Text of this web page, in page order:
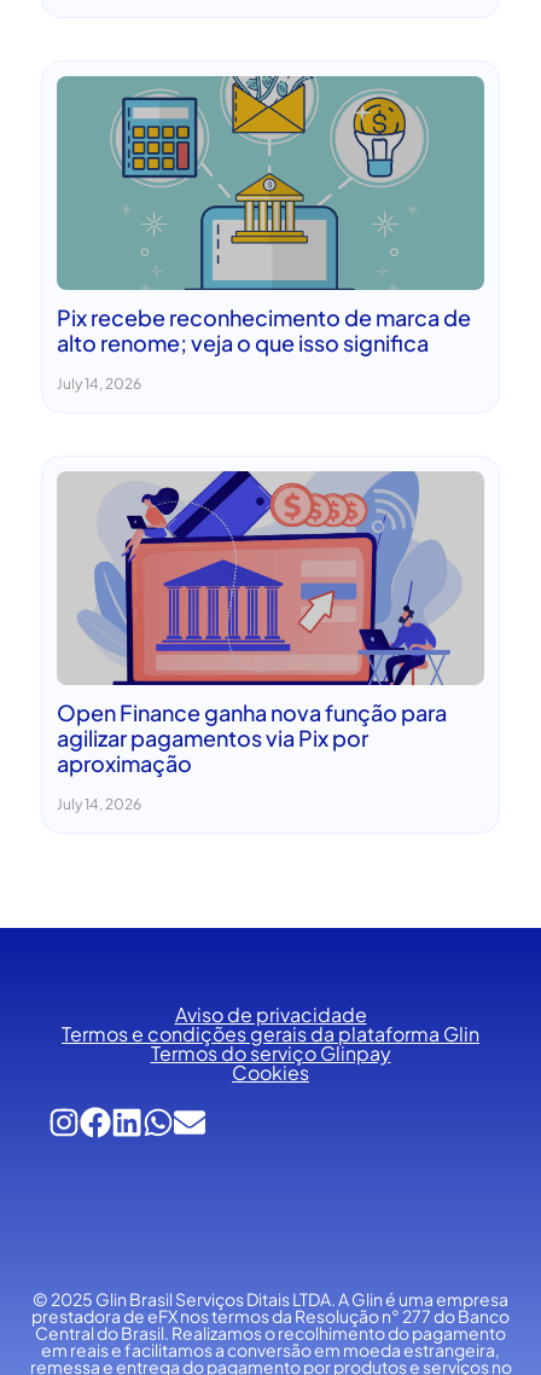
Pix recebe reconhecimento de marca de
alto renome; veja o que isso significa
July 14, 2026
Open Finance ganha nova função para
agilizar pagamentos via Pix por
aproximação
July 14, 2026
Aviso de privacidade
Termos e condições gerais da plataforma Glin
Termos do serviço Glinpay
Cookies
© 2025 Glin Brasil Serviços Ditais LTDA.A Glin é uma empresa
prestadora de eFX nos termos da Resolução n° 277 do Banco
Central do Brasil. Realizamos o recolhimento do pagamento
em reais e facilitamos a conversão em moeda estrangeira,
remessa e entrega do pagamento por produtos e serviços no